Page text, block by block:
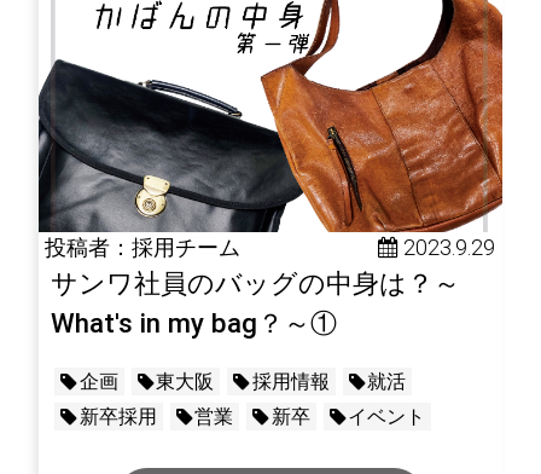
投稿者：採用チーム 2023.9.29
サンワ社員のバッグの中身は？～
What's in my bag？～①
企画 東大阪 採用情報
就活
新卒採用
営業 新卒 イベント